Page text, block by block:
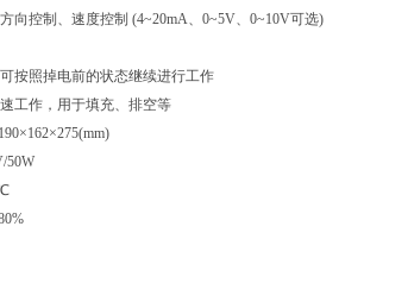
向控制、速度控制 (4~20mA、0~5V、0~10V可选)
按照掉电前的状态继续进行工作
工作，用于填充、排空等
50W